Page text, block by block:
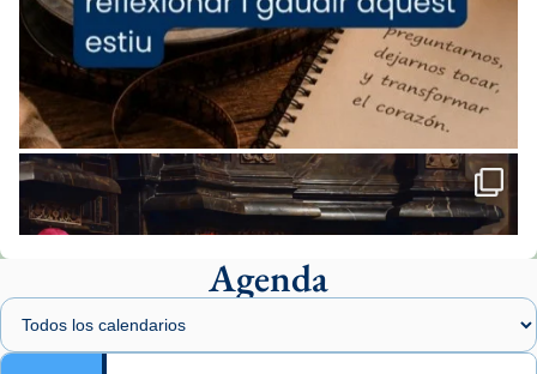
«Avui les santes Juliana i Semproniana ens
ajuden a alçar la mirada»
Mons. Sergi Gordo, bisbe de Tortosa, ha
presidit aquest 27 de juliol la missa de Les
Santes de Mataró.
🔗tinyurl.com/cvu5jmbk
📸 J. Merino
Agenda